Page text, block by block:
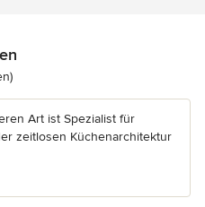
von 5 Sternen
Art ist Spezialist für
zeitlosen Küchenarchitektur